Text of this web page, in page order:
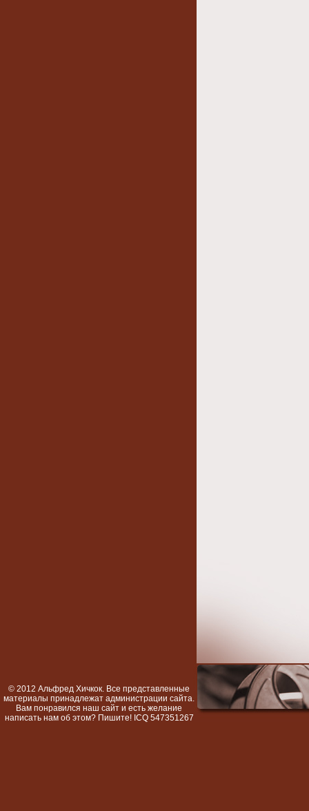
© 2012 Альфред Хичкок. Все представленные
материалы принадлежат администрации сайта.
Вам понравился наш сайт и есть желание
написать нам об этом? Пишите! ICQ 547351267